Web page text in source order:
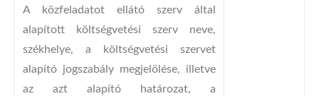
A közfeladatot ellátó szerv által
alapított költségvetési szerv neve,
székhelye, a költségvetési szervet
alapító jogszabály megjelölése, illetve
az azt alapító határozat, a